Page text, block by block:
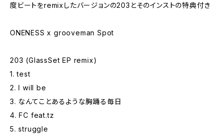
度ビートをremixしたバージョンの203とそのインストの特典付き
ONENESS x grooveman Spot
203 (GlassSet EP remix)
1. test
2. I will be
3. なんてことあるような胸踊る毎日
4. FC feat.tz
5. struggle